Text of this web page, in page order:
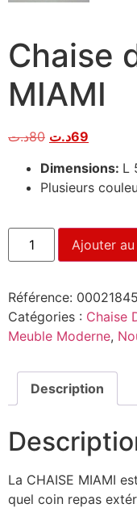
Chaise
MIAMI
80د.ت 69د.ت
Dimensions: L
Plusieurs
Ajouter
Référence:
Catégories : Chaise
Meuble Moderne,
Description
La CHAISE MIAMI
quel coin repas